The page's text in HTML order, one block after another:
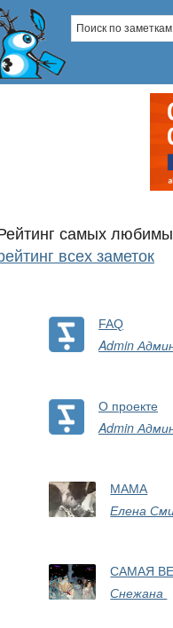
самых
всех заметок
FAQ
Admin
О проекте
Admin
МАМА
Елена
САМАЯ
Снежана